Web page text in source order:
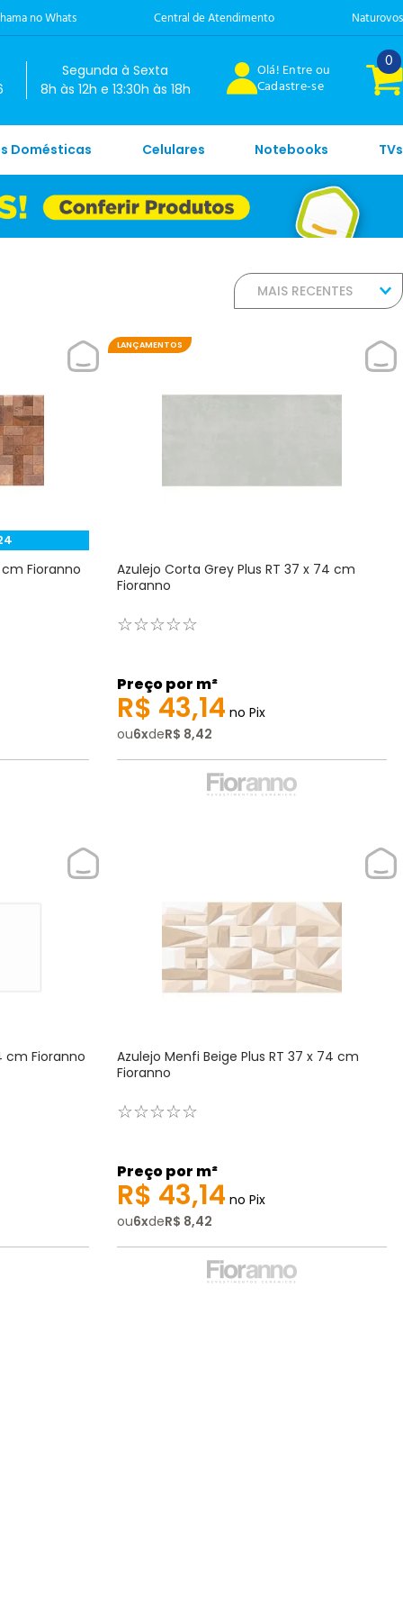
no Whats Central de Atendimento Naturovos
Segunda à Sexta
8h às 12h e 13:30h às 18h
Olá! Entre ou
Cadastre-se
0
Domésticas Celulares Notebooks TVs
MAIS RECENTES
cm Fioranno
LANÇAMENTOS
Azulejo Corta Grey Plus RT 37 x 74 cm
Fioranno
☆☆☆☆☆
Preço por m²
R$ 43,14 no Pix
ou6xdeR$ 8,42
cm Fioranno
Azulejo Menfi Beige Plus RT 37 x 74 cm
Fioranno
☆☆☆☆☆
Preço por m²
R$ 43,14 no Pix
ou6xdeR$ 8,42